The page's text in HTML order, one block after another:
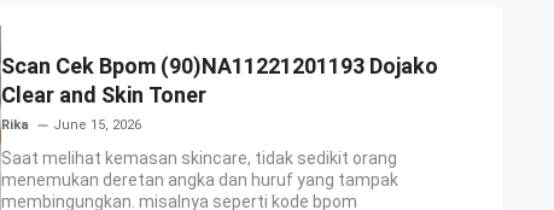
Scan Cek Bpom (90)NA11221201193 Dojako
Clear and Skin Toner
Rika June 15, 2026
Saat melihat kemasan skincare, tidak sedikit orang
menemukan deretan angka dan huruf yang tampak
membingungkan. misalnya seperti kode bpom